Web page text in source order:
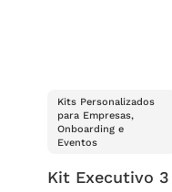
Kits Personalizados
para Empresas,
Onboarding e
Eventos
Kit Executivo 3